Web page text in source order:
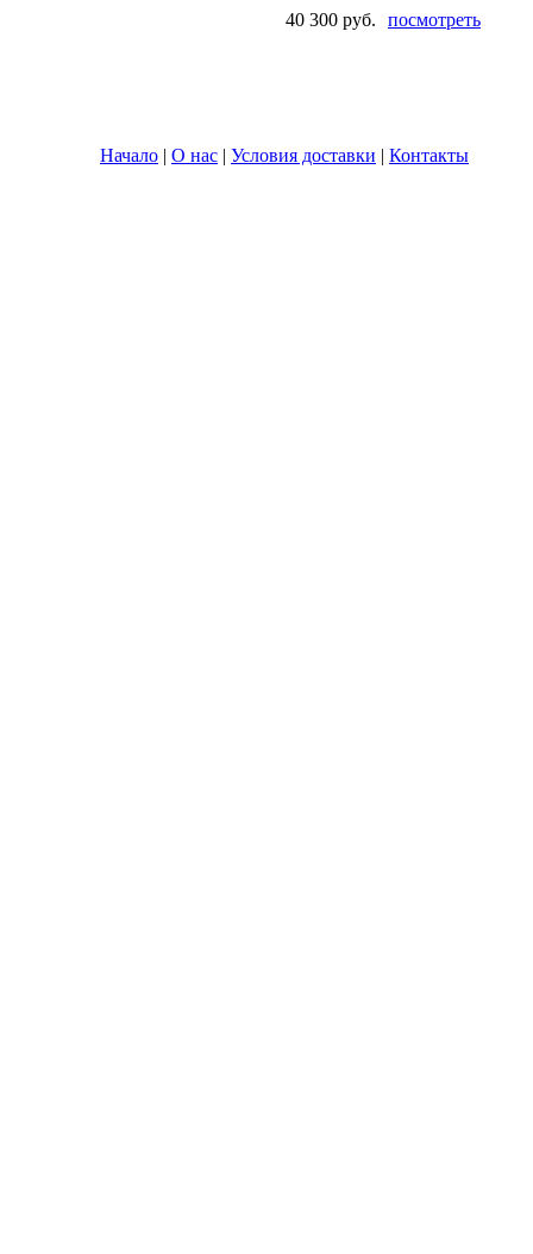
40 300 руб. посмотреть
Начало | О нас | Условия доставки | Контакты